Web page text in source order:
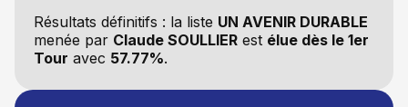
Résultats définitifs : la liste UN AVENIR DURABLE
menée par Claude SOULLIERest élue dès le 1er
Tour avec 57.77%.